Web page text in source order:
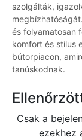
szolgálták,
és folyamatosan
komfort és stílus
bútorpiacon,
tanúskodnak.
Csak a
ezekhez